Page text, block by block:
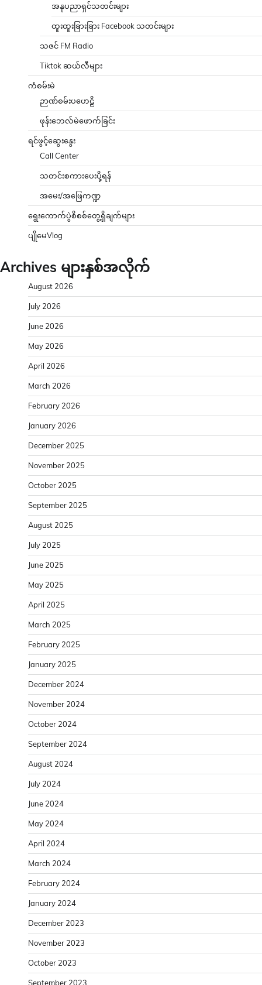
အနုပညာရှင်သတင်းများ
ထူးထူးခြားခြား Facebook သတင်းများ
သဇင် FM Radio
Tiktok ဆယ်လီများ
ကံစမ်းမဲ
ဉာဏ်စမ်းပဟေဠိ
ဖုန်းဘေလ်မဲဖောက်ခြင်း
ရင်ဖွင့်ဆွေးနွေး
Call Center
သတင်းစကားပေးပို့ရန်
အမေး/အဖြေကဏ္ဍ
ရွေးကောက်ပွဲစိစစ်တွေ့ရှိချက်များ
ပျိုမေVlog
Archives များနှစ်အလိုက်
August 2026
July 2026
June 2026
May 2026
April 2026
March 2026
February 2026
January 2026
December 2025
November 2025
October 2025
September 2025
August 2025
July 2025
June 2025
May 2025
April 2025
March 2025
February 2025
January 2025
December 2024
November 2024
October 2024
September 2024
August 2024
July 2024
June 2024
May 2024
April 2024
March 2024
February 2024
January 2024
December 2023
November 2023
October 2023
September 2023